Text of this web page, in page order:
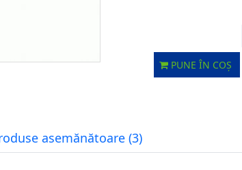
PUNE ÎN COȘ
asemănătoare (3)